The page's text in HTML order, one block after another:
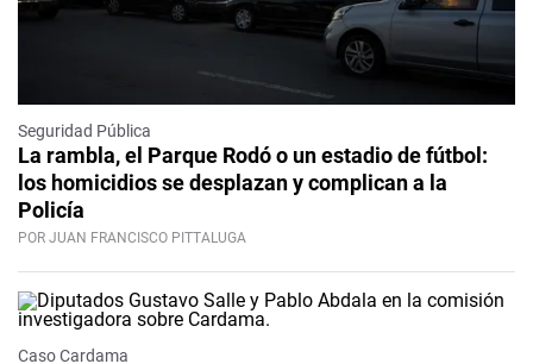
Seguridad Pública
La rambla, el Parque Rodó o un estadio de fútbol:
los homicidios se desplazan y complican a la
Policía
POR JUAN FRANCISCO PITTALUGA
Caso Cardama